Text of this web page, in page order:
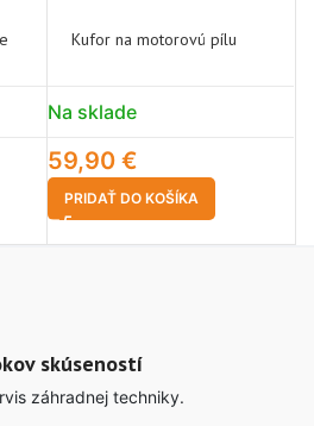
Kufor na motorovú pílu
Na sklade
59,90 €
PRIDAŤ DO KOŠÍKA
skúseností
záhradnej techniky.